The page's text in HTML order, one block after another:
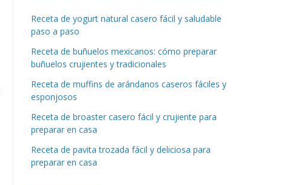
Receta de yogurt natural casero fácil y saludable
paso a paso
Receta de buñuelos mexicanos: cómo preparar
buñuelos crujientes y tradicionales
Receta de muffins de arándanos caseros fáciles y
esponjosos
Receta de broaster casero fácil y crujiente para
preparar en casa
Receta de pavita trozada fácil y deliciosa para
preparar en casa